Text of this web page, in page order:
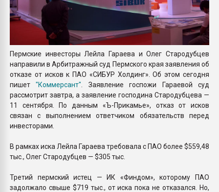
Пермские инвесторы Лейла Гараева и Олег Стародубцев
направили в Арбитражный суд Пермского края заявления об
отказе от исков к ПАО «СИБУР Холдинг». Об этом сегодня
пишет"Коммерсант" . Заявление госпожи Гараевой суд
рассмотрит завтра, а заявление господина Стародубцева —
11 сентября. По данным «Ъ-Прикамье», отказ от исков
связан с выполнением ответчиком обязательств перед
инвесторами.
В рамках иска Лейла Гараева требовала с ПАО более $559,48
тыс., Олег Стародубцев — $305 тыс.
Третий пермский истец — ИК «Финдом», которому ПАО
задолжало свыше $719 тыс., от иска пока не отказался. Но,